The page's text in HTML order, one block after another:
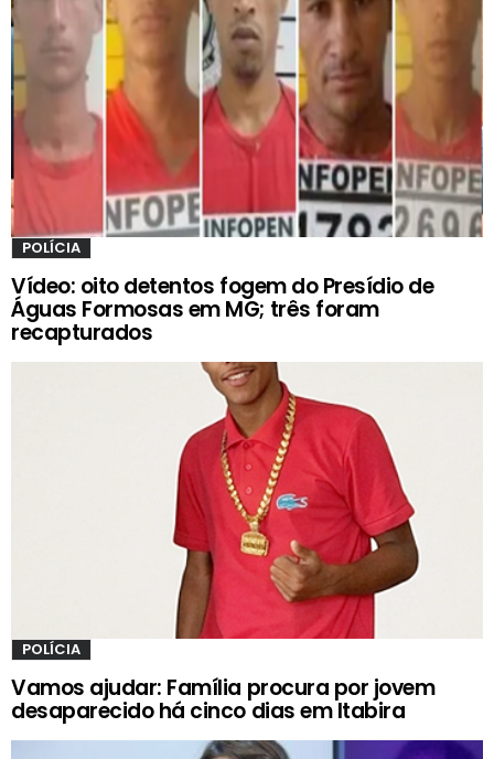
POLÍCIA
Vídeo: oito detentos fogem do Presídio de
Águas Formosas em MG; três foram
recapturados
POLÍCIA
Vamos ajudar: Família procura por jovem
desaparecido há cinco dias em Itabira